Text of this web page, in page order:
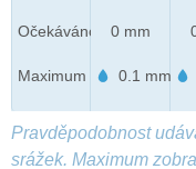
Očekáváno
Maximum
0 mm
0.1 mm
Pravděpodobnost
srážek. Maximum